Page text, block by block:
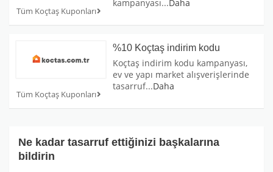
Tüm Koçtaş Kuponları
kampanyası...Daha
Tüm Koçtaş Kuponları
%10 Koçtaş indirim kodu
Koçtaş indirim kodu kampanyası,
ev ve yapı market alışverişlerinde
tasarruf...Daha
Ne kadar tasarruf ettiğinizi başkalarına
bildirin